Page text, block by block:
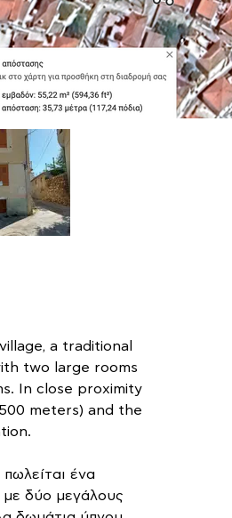
a traditional
two large rooms
In close proximity
meters) and the
ένα
με δύο μεγάλους